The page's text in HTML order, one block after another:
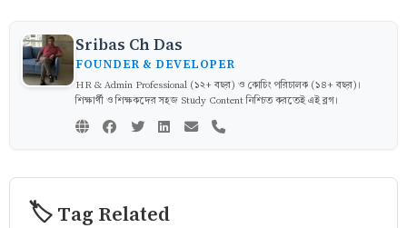
Sribas Ch Das
FOUNDER & DEVELOPER
HR & Admin Professional (১২+ বছর) ও কোচিং পরিচালক (১৪+ বছর)।
শিক্ষার্থী ও শিক্ষকদের সহজ Study Content নিশ্চিত করতেই এই ব্লগ।
🏷️ Tag Related